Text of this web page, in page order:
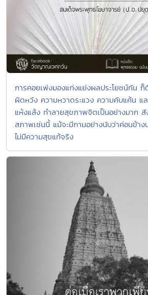
การคอยเพ่งมองแก่งแย่งผลประโยชน์กัน ก็
ผิดหวัง ความหวาดระแวง ความคับแค้น แ
แห้งแล้ง ทำลายสุขภาพจิตเป็นอย่างมาก สั
สภาพเช่นนี้ แม้จะมีกามอย่างนับว่าค่อนข้า
ไม่มีความสุขแท้จริง